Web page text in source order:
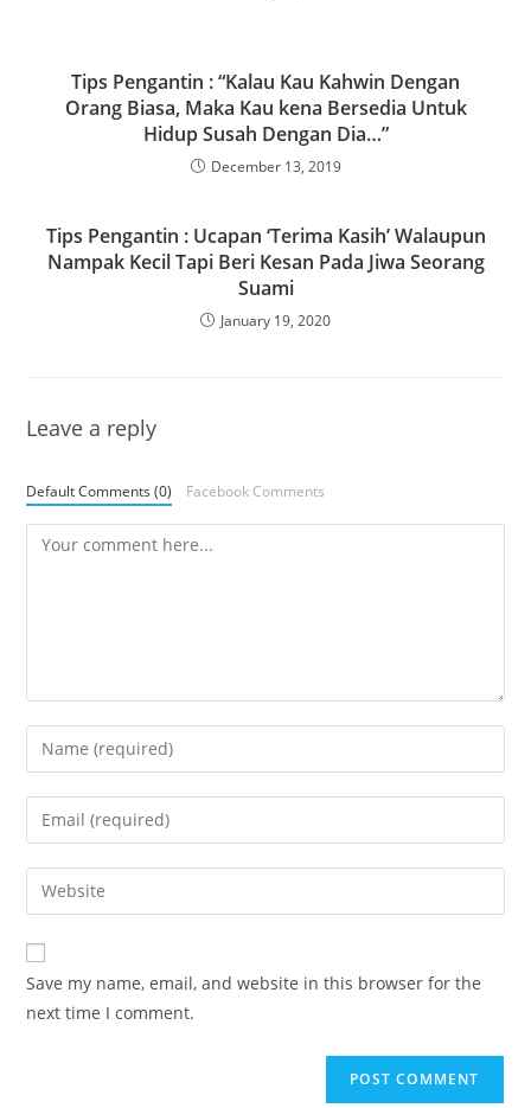
Tips Pengantin : “Kalau Kau Kahwin Dengan
Orang Biasa, Maka Kau kena Bersedia Untuk
Hidup Susah Dengan Dia…”
December 13, 2019
Tips Pengantin : Ucapan ‘Terima Kasih’ Walaupun
Nampak Kecil Tapi Beri Kesan Pada Jiwa Seorang
Suami
January 19, 2020
Leave a reply
Default Comments (0) Facebook Comments
Save my name, email, and website in this browser for the
next time I comment.